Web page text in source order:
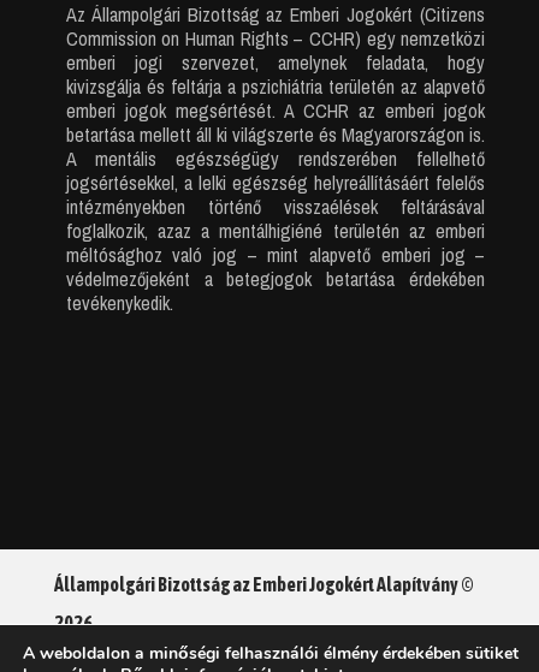
Az Állampolgári Bizottság az Emberi Jogokért (Citizens
Commission on Human Rights – CCHR) egy nemzetközi
emberi jogi szervezet, amelynek feladata, hogy
kivizsgálja és feltárja a pszichiátria területén az alapvető
emberi jogok megsértését. A CCHR az emberi jogok
betartása mellett áll ki világszerte és Magyarországon is.
A mentális egészségügy rendszerében fellelhető
jogsértésekkel, a lelki egészség helyreállításáért felelős
intézményekben történő visszaélések feltárásával
foglalkozik, azaz a mentálhigiéné területén az emberi
méltósághoz való jog – mint alapvető emberi jog –
védelmezőjeként a betegjogok betartása érdekében
tevékenykedik.
Állampolgári Bizottság az Emberi Jogokért Alapítvány ©
2026
A weboldalon a minőségi felhasználói élmény érdekében sütiket